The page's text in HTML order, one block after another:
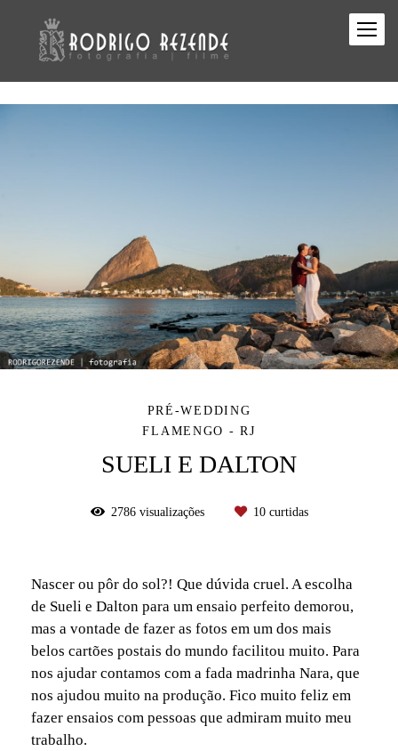
PRÉ-WEDDING
FLAMENGO - RJ
SUELI E DALTON
2786visualizações 10curtidas
Nascer ou pôr do sol?! Que dúvida cruel. A escolha
de Sueli e Dalton para um ensaio perfeito demorou,
mas a vontade de fazer as fotos em um dos mais
belos cartões postais do mundo facilitou muito. Para
nos ajudar contamos com a fada madrinha Nara, que
nos ajudou muito na produção. Fico muito feliz em
fazer ensaios com pessoas que admiram muito meu
trabalho.